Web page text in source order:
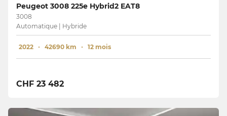
Peugeot 3008 225e Hybrid2 EAT8
3008
Automatique | Hybride
2022 42690 km 12 mois
CHF 23 482